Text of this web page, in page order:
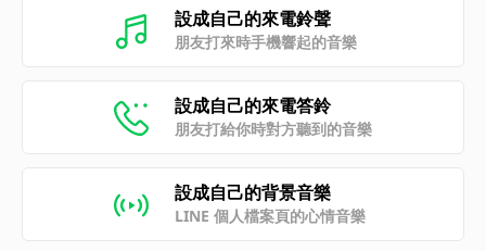
設成自己的來電鈴聲
朋友打來時手機響起的音樂
設成自己的來電答鈴
朋友打給你時對方聽到的音樂
設成自己的背景音樂
LINE 個人檔案頁的心情音樂